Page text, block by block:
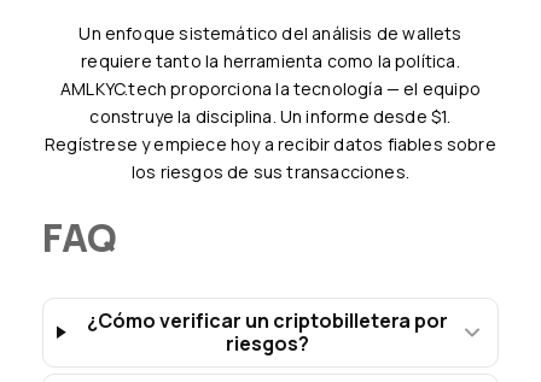
Un enfoque sistemático del análisis de wallets
requiere tanto la herramienta como la política.
AMLKYC.tech proporciona la tecnología — el equipo
construye la disciplina. Un informe desde $1.
Regístrese y empiece hoy a recibir datos fiables sobre
los riesgos de sus transacciones.
FAQ
¿Cómo verificar un criptobilletera por
riesgos?